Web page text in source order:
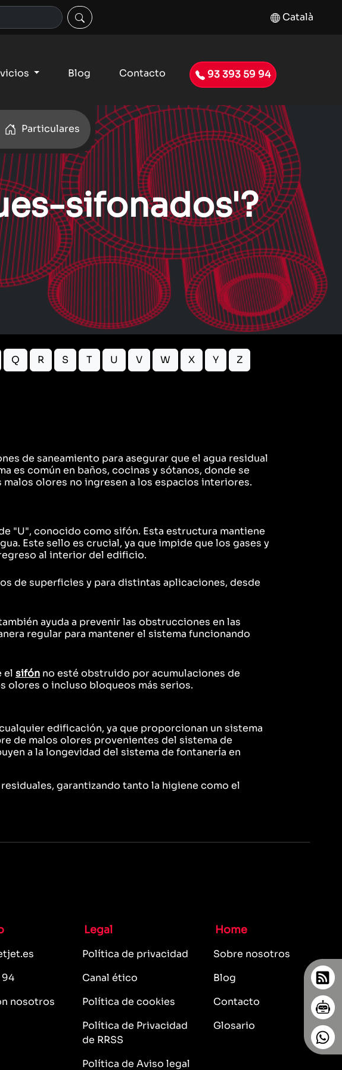
Català
Blog Contacto 93 393 59 94
Particulares
sifonados'?
Q R S T U V W X Y Z
de saneamiento para asegurar que el agua residual
es común en baños, cocinas y sótanos, donde se
olores no ingresen a los espacios interiores.
"U", conocido como sifón. Esta estructura mantiene
Este sello es crucial, ya que impide que los gases y
al interior del edificio.
de superficies y para distintas aplicaciones, desde
ayuda a prevenir las obstrucciones en las
regular para mantener el sistema funcionando
el sifón no esté obstruido por acumulaciones de
olores o incluso bloqueos más serios.
edificación, ya que proporcionan un sistema
de malos olores provenientes del sistema de
a la longevidad del sistema de fontanería en
garantizando tanto la higiene como el
94
nosotros
Legal
Política de privacidad
Canal ético
Política de cookies
Política de Privacidad
de RRSS
Política de Aviso legal
Home
Sobre nosotros
Blog
Contacto
Glosario